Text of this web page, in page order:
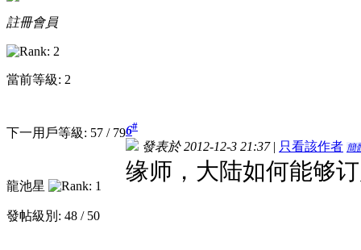
註冊會員
當前等級: 2
下一用戶等級: 57 / 79
龍池星
發帖級別: 48 / 50
6#
發表於 2012-12-3 21:37| 只看該作者 簡
缘师，大陆如何能够